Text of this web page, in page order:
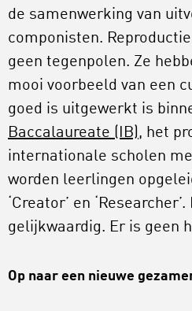
de samenwerking van
componisten.
geen tegenpolen. Ze
mooi voorbeeld van een
goed is uitgewerkt is
Baccalaureate (IB) , het
internationale scholen
worden leerlingen
‘Creator’ en
gelijkwaardig. Er is geen
Op naar een nieuwe